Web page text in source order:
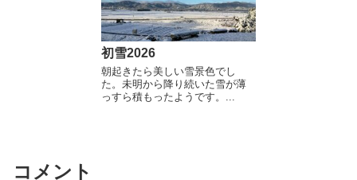
初雪2026
朝起きたら美しい雪景色でし
た。未明から降り続いた雪が薄
っすら積もったようです。...
コメント